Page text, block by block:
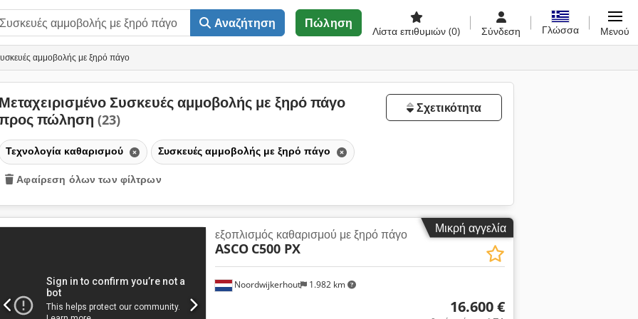
Αναζήτηση Πώληση
Λίστα επιθυμιών (0) Σύνδεση Γλώσσα Μενού
αμμοβολής με ξηρό πάγο
Μεταχειρισμένο Συσκευές αμμοβολής με ξηρό πάγο
πώληση (23)
Σχετικότητα
Τεχνολογία καθαρισμού Συσκευές αμμοβολής με ξηρό πάγο
Αφαίρεση όλων των φίλτρων
Μικρή αγγελία
Noordwijkerhout 1.982 km
εξοπλισμός καθαρισμού με ξηρό πάγο
ASCO C500 PX
16.600 €